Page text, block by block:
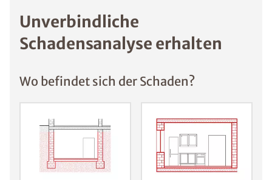
Unverbindliche
Schadensanalyse erhalten
Wo befindet sich der Schaden?